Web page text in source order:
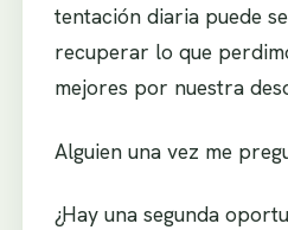
tentación diaria puede
recuperar lo que
mejores por nuestra
Alguien una vez me
¿Hay una segunda